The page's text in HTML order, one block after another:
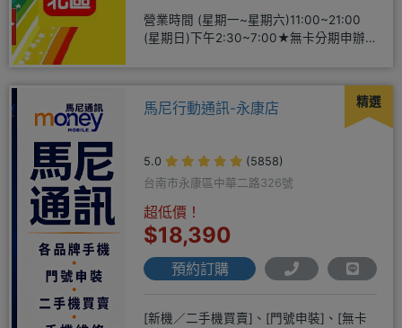
營業時間 (星期一~星期六)11:00~21:00
(星期日)下午2:30~7:00★無卡分期申辦
精選
馬尼行動通訊-永康店
5.0
(5858)
台南市永康區中華二路326號
超低價！
$18,390
預約訂購
[新機／二手機買賣]、[門號申裝]、[無卡